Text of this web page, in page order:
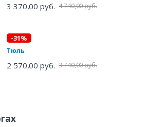
3 370,00 руб. 4 740,00 руб.
-31%
Тюль
2 570,00 руб. 3 740,00 руб.